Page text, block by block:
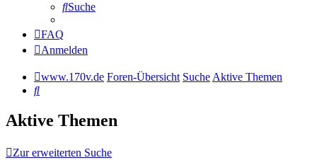
Suche
FAQ
Anmelden
www.170v.de Foren-Übersicht SucheAktive Themen
Suche
Aktive Themen
Zur erweiterten Suche